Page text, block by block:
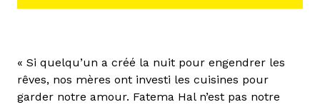
« Si quelqu’un a créé la nuit pour engendrer les
rêves, nos mères ont investi les cuisines pour
garder notre amour. Fatema Hal n’est pas notre